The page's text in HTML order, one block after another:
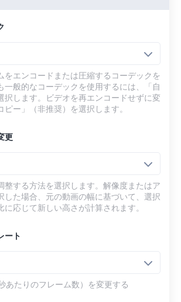
をエンコードまたは圧縮するコーデックを
一般的なコーデックを使用するには、「自
択します。ビデオを再エンコードせずに変
ー」（非推奨）を選択します。
更
整する方法を選択します。解像度またはア
した場合、元の動画の幅に基づいて、選択
に応じて新しい高さが計算されます。
ート
あたりのフレーム数）を変更する